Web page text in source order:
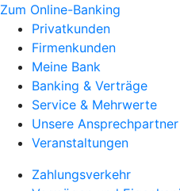
Zum Online-Banking
Privatkunden
Firmenkunden
Meine Bank
Banking & Verträge
Service & Mehrwerte
Unsere Ansprechpartner
Veranstaltungen
Zahlungsverkehr